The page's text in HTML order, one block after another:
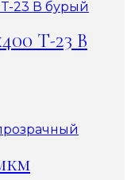
Т-23 В